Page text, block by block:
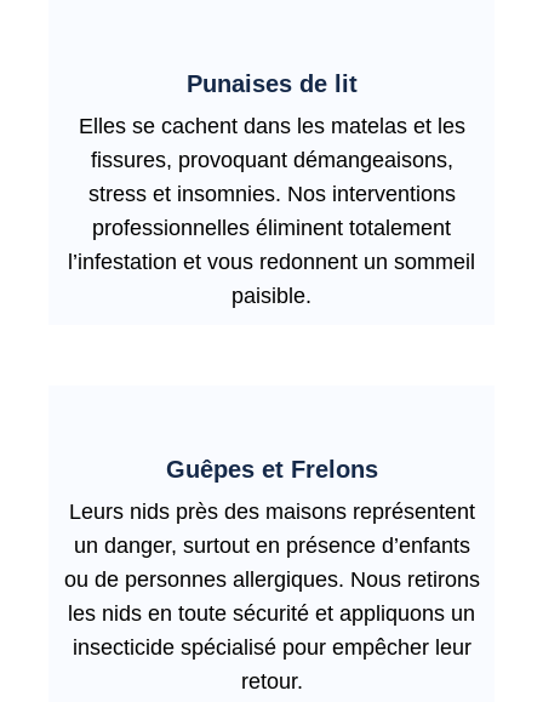
Punaises de lit
Elles se cachent dans les matelas et les
fissures, provoquant démangeaisons,
stress et insomnies. Nos interventions
professionnelles éliminent totalement
l’infestation et vous redonnent un sommeil
paisible.
Guêpes et Frelons
Leurs nids près des maisons représentent
un danger, surtout en présence d’enfants
ou de personnes allergiques. Nous retirons
les nids en toute sécurité et appliquons un
insecticide spécialisé pour empêcher leur
retour.